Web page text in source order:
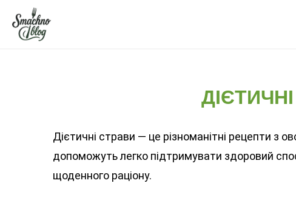
Дієтичні страви — це різноманітні рецепти з
допоможуть легко підтримувати здоровий
щоденного раціону.